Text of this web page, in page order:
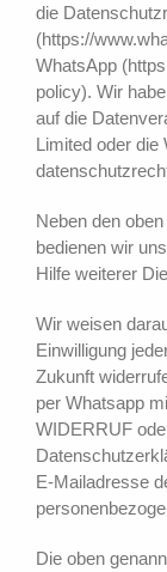
die
(https://
WhatsApp
policy). Wir
auf die
Limited oder die
Neben den
bedienen wir
Hilfe weiterer
Wir weisen
Einwilligung
Zukunft
per Whatsapp
WIDERRUF
E-Mailadresse
Die oben